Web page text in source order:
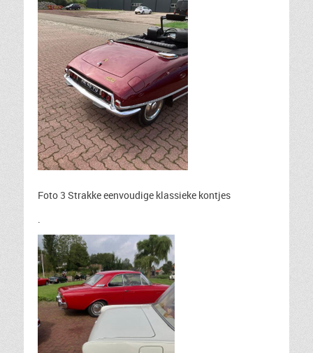
Foto 3 Strakke eenvoudige klassieke kontjes
.